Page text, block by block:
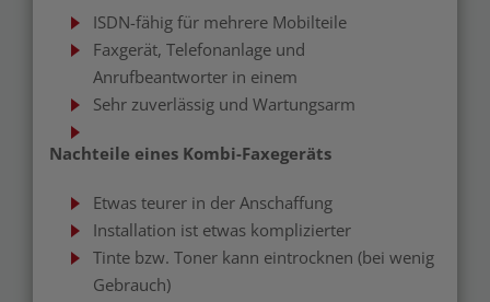
ISDN-fähig für mehrere Mobilteile
Faxgerät, Telefonanlage und
Anrufbeantworter in einem
Sehr zuverlässig und Wartungsarm
Nachteile eines Kombi-Faxegeräts
Etwas teurer in der Anschaffung
Installation ist etwas komplizierter
Tinte bzw. Toner kann eintrocknen (bei wenig
Gebrauch)